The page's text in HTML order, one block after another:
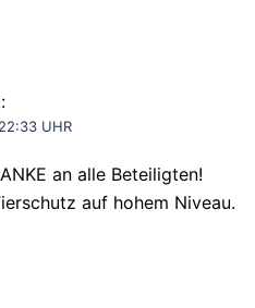
UHR
an alle Beteiligten!
auf hohem Niveau.